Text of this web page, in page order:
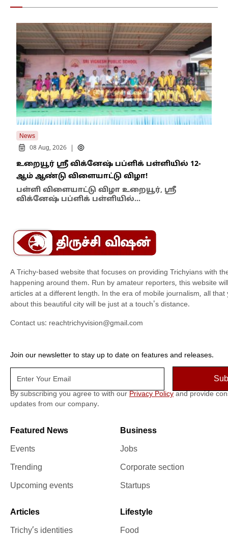
News
08 Aug, 2026
உறையூர் ஸ்ரீ விக்னேஷ் பப்ளிக் பள்ளியில் 12-
ஆம் ஆண்டு விளையாட்டு விழா!
பள்ளி விளையாட்டு விழா உறையூர், ஸ்ரீ
விக்னேஷ் பப்ளிக் பள்ளியில்…
A Trichy-based website that focuses on providing Trichyians with
happening around them. Run by amateur reporters, this website
articles at a different length. In the era of mobile journalism, all that
about this beautiful city will be just at a touch's distance.
Contact us: reachtrichyvision@gmail.com
Join our newsletter to stay up to date on features and releases.
By subscribing you agree to with our Privacy Policy and provide
updates from our company.
Featured News
Events
Trending
Upcoming events
Business
Jobs
Corporate section
Startups
Articles
Trichy’s identities
Lifestyle
Food